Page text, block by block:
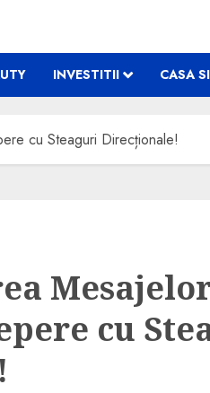
INVESTITII CASA
cu Steaguri Direcționale!
cu